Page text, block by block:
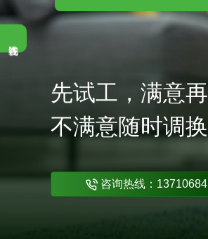
先试工，满意
不满意随时调换
咨询热线：